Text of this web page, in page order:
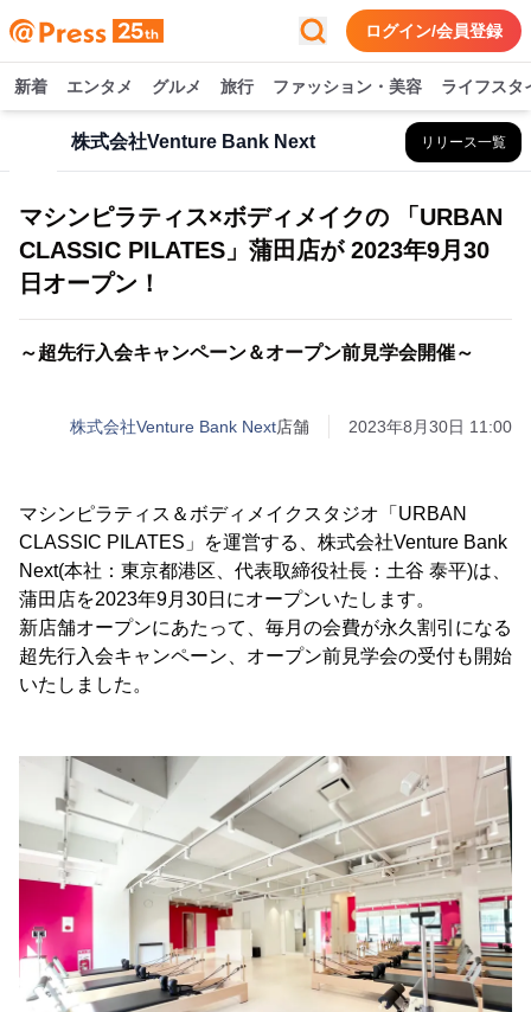
ログイン/会員登録
新着 エンタメ グルメ 旅行 ファッション・美容 ライフスタ
株式会社Venture Bank Next リリース一覧
マシンピラティス×ボディメイクの 「URBAN
CLASSIC PILATES」蒲田店が 2023年9月30
日オープン！
～超先行入会キャンペーン＆オープン前見学会開催～
株式会社Venture Bank Next店舗 2023年8月30日 11:00
マシンピラティス＆ボディメイクスタジオ「URBAN
CLASSIC PILATES」を運営する、株式会社Venture Bank
Next(本社：東京都港区、代表取締役社長：土谷 泰平)は、
蒲田店を2023年9月30日にオープンいたします。
新店舗オープンにあたって、毎月の会費が永久割引になる
超先行入会キャンペーン、オープン前見学会の受付も開始
いたしました。